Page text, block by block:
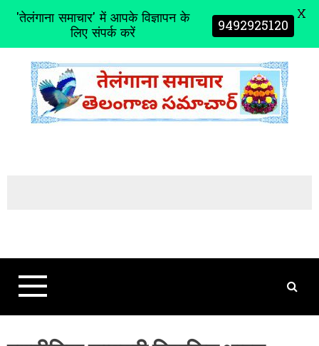
t
'तेलंगाना समाचार' में आपके विज्ञापन के
लिए संपर्क करें 9492925120 X